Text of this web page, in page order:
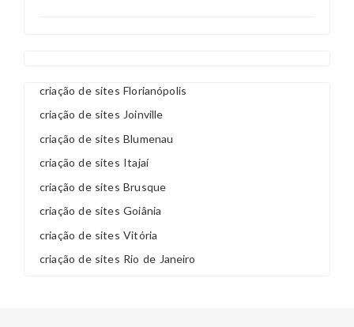
criação de sites Florianópolis
criação de sites Joinville
criação de sites Blumenau
criação de sites Itajaí
criação de sites Brusque
criação de sites Goiânia
criação de sites Vitória
criação de sites Rio de Janeiro